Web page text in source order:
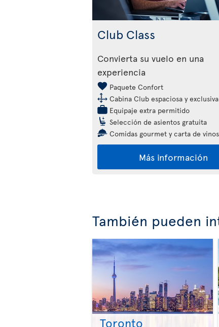
Club Class
Convierta su vuelo en una
experiencia
Paquete Confort
Cabina Club espaciosa y exclusiva
Equipaje extra permitido
Selección de asientos gratuita
Comidas gourmet y carta de vinos
Más información
También pueden
Toronto